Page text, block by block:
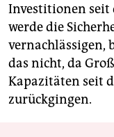
Investitionen seit
werde die
vernachlässigen,
das nicht, da
Kapazitäten seit
zurückgingen.